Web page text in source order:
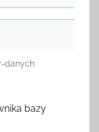
danych
bazy